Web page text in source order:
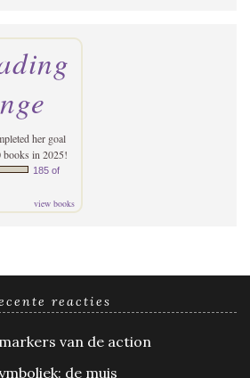
her goal
books in 2025!
185 of
view books
reacties
van de action
de muis